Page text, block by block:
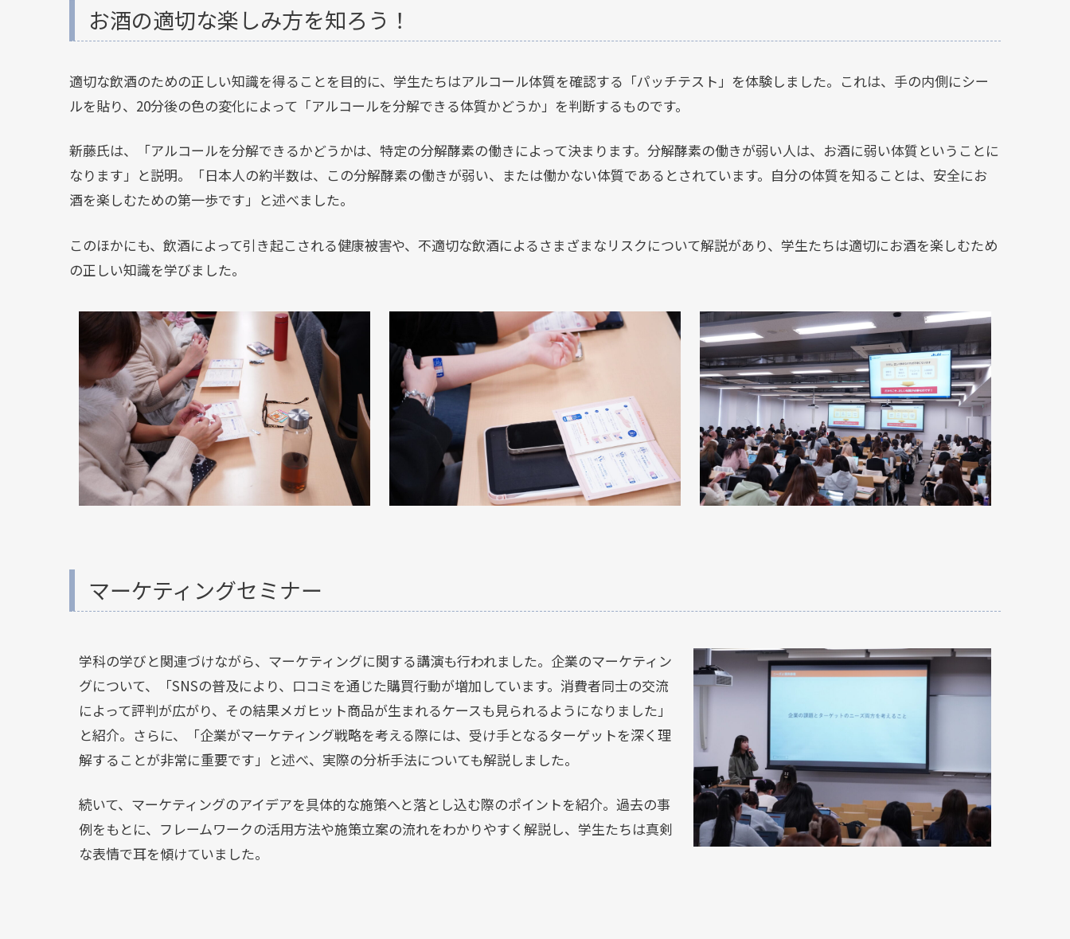
お酒の適切な楽しみ方を知ろう！
適切な飲酒のための正しい知識を得ることを目的に、学生たちはアルコール体質を確認する「パッチテスト」を体験しました。これは、手の内側にシー
ルを貼り、20分後の色の変化によって「アルコールを分解できる体質かどうか」を判断するものです。
新藤氏は、「アルコールを分解できるかどうかは、特定の分解酵素の働きによって決まります。分解酵素の働きが弱い人は、お酒に弱い体質ということに
なります」と説明。「日本人の約半数は、この分解酵素の働きが弱い、または働かない体質であるとされています。自分の体質を知ることは、安全にお
酒を楽しむための第一歩です」と述べました。
このほかにも、飲酒によって引き起こされる健康被害や、不適切な飲酒によるさまざまなリスクについて解説があり、学生たちは適切にお酒を楽しむため
の正しい知識を学びました。
マーケティングセミナー
学科の学びと関連づけながら、マーケティングに関する講演も行われました。企業のマーケティン
グについて、「SNSの普及により、口コミを通じた購買行動が増加しています。消費者同士の交流
によって評判が広がり、その結果メガヒット商品が生まれるケースも見られるようになりました」
と紹介。さらに、「企業がマーケティング戦略を考える際には、受け手となるターゲットを深く理
解することが非常に重要です」と述べ、実際の分析手法についても解説しました。
続いて、マーケティングのアイデアを具体的な施策へと落とし込む際のポイントを紹介。過去の事
例をもとに、フレームワークの活用方法や施策立案の流れをわかりやすく解説し、学生たちは真剣
な表情で耳を傾けていました。